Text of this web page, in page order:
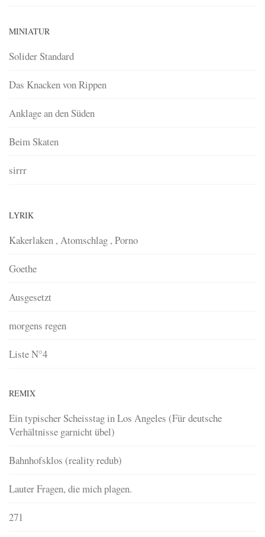
MINIATUR
Solider Standard
Das Knacken von Rippen
Anklage an den Süden
Beim Skaten
sirrr
LYRIK
Kakerlaken , Atomschlag , Porno
Goethe
Ausgesetzt
morgens regen
Liste N°4
REMIX
Ein typischer Scheisstag in Los Angeles (Für deutsche
Verhältnisse garnicht übel)
Bahnhofsklos (reality redub)
Lauter Fragen, die mich plagen.
271